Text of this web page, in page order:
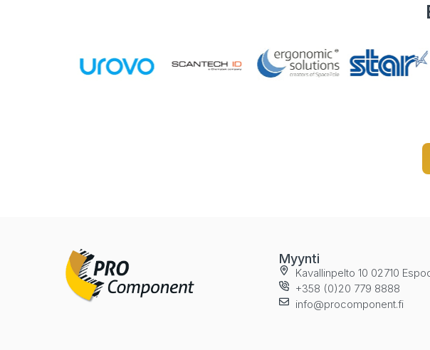
Myynti
Kavallinpelto 10 02710
+358 (0)20 779 8888
info@procomponent.fi